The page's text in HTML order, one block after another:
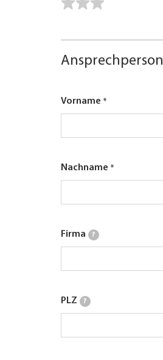
Ansprechperson
Vorname
Nachname
Firma ?
PLZ ?